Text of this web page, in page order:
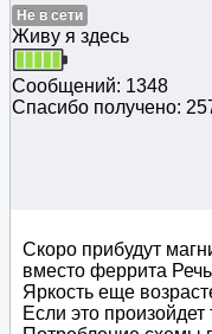
Не в сети
Живу я здесь
Сообщений: 1348
Спасибо получено:
Скоро прибудут
вместо феррита
Яркость еще
Если это